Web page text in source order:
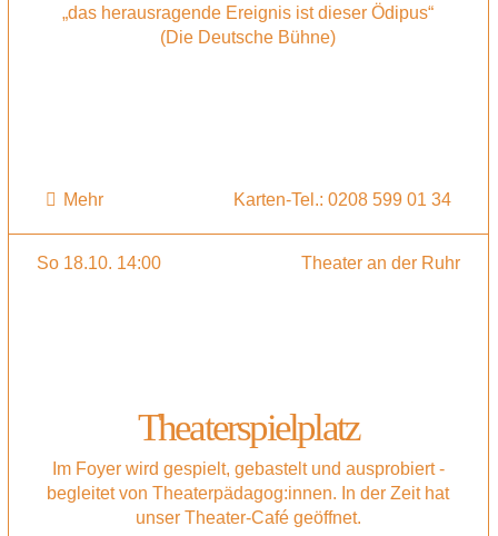
„das herausragende Ereignis ist dieser Ödipus“
(Die Deutsche Bühne)
Mehr Karten-Tel.: 0208 599 01 34
So 18.10. 14:00 Theater an der Ruhr
Theaterspielplatz
Im Foyer wird gespielt, gebastelt und ausprobiert -
begleitet von Theaterpädagog:innen. In der Zeit hat
unser Theater-Café geöffnet.